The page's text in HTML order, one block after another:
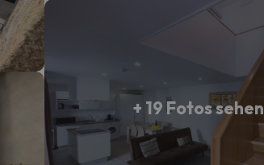
sein.
+ 19 Fotos sehen